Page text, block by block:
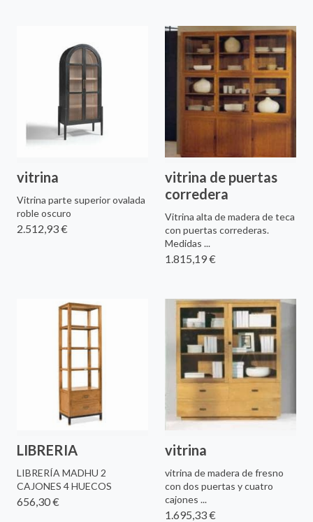
vitrina
Vitrina parte superior ovalada
roble oscuro
2.512,93 €
vitrina de puertas
corredera
Vitrina alta de madera de teca
con puertas correderas.
Medidas ...
1.815,19 €
LIBRERIA
LIBRERÍA MADHU 2
CAJONES 4 HUECOS
656,30 €
vitrina
vitrina de madera de fresno
con dos puertas y cuatro
cajones ...
1.695,33 €